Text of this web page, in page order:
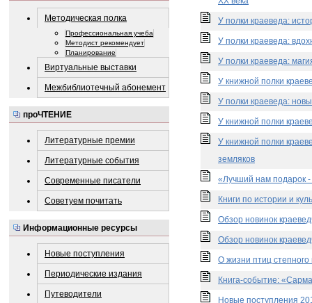
Методическая полка
Профессиональная учеба
Методист рекомендует
Планирование
Виртуальные выставки
Межбиблиотечный абонемент
проЧТЕНИЕ
Литературные премии
Литературные события
Современные писатели
Советуем почитать
Информационные ресурсы
Новые поступления
Периодические издания
Путеводители
У полки краеведа:
У полки краеведа:
У полки краеведа:
У книжной полки
У полки краеведа:
У книжной полки
У книжной полки
земляков
«Лучший нам подарок -
Книги по истории и
Обзор новинок
Обзор новинок
О жизни птиц
Книга-событие:
Новые поступления